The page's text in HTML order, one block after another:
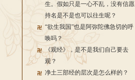
生。假如只是一心不乱，没有信愿
持名是不是也可以往生呢？
“欲生我国”也是阿弥陀佛急切的呼
唤吗？
《观经》，是不是我们自己要去
观？
净土三部经的层次是怎么样的？